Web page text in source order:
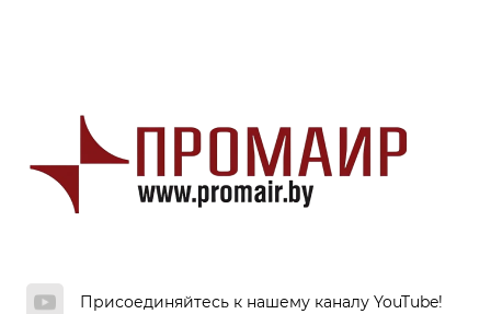
Присоединяйтесь к нашему каналу YouTube!